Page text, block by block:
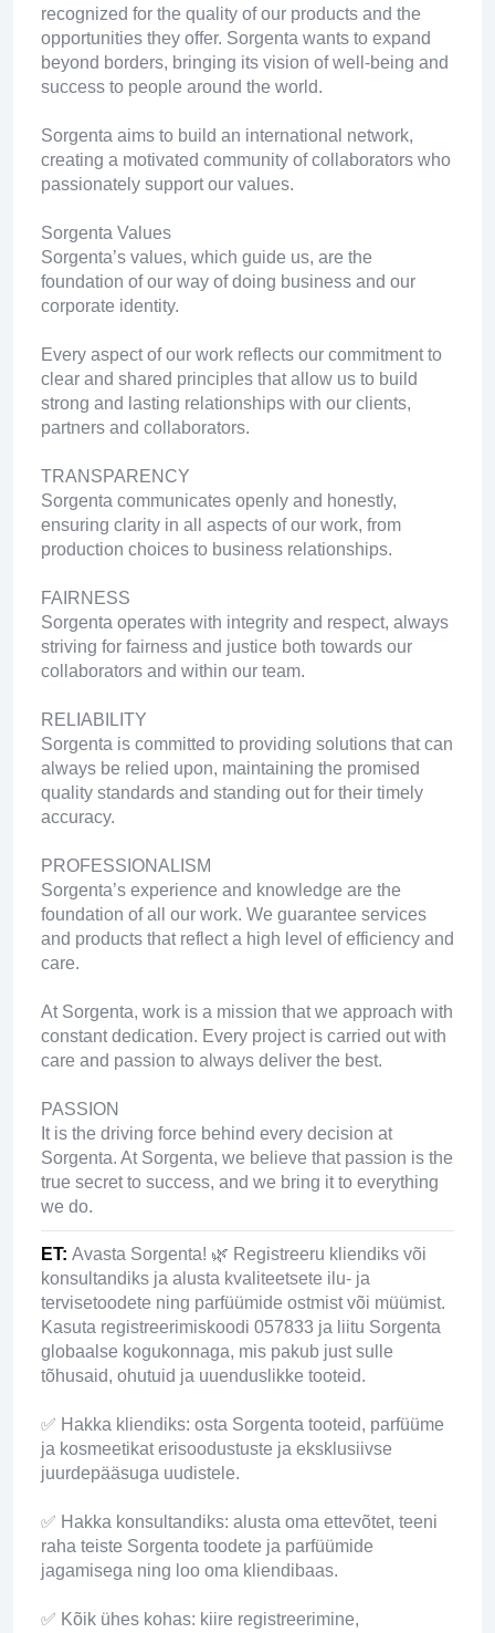
recognized for the quality of our products and the
opportunities they offer. Sorgenta wants to expand
beyond borders, bringing its vision of well-being and
success to people around the world.
Sorgenta aims to build an international network,
creating a motivated community of collaborators who
passionately support our values.
Sorgenta Values
Sorgenta’s values, which guide us, are the
foundation of our way of doing business and our
corporate identity.
Every aspect of our work reflects our commitment to
clear and shared principles that allow us to build
strong and lasting relationships with our clients,
partners and collaborators.
TRANSPARENCY
Sorgenta communicates openly and honestly,
ensuring clarity in all aspects of our work, from
production choices to business relationships.
FAIRNESS
Sorgenta operates with integrity and respect, always
striving for fairness and justice both towards our
collaborators and within our team.
RELIABILITY
Sorgenta is committed to providing solutions that can
always be relied upon, maintaining the promised
quality standards and standing out for their timely
accuracy.
PROFESSIONALISM
Sorgenta’s experience and knowledge are the
foundation of all our work. We guarantee services
and products that reflect a high level of efficiency and
care.
At Sorgenta, work is a mission that we approach with
constant dedication. Every project is carried out with
care and passion to always deliver the best.
PASSION
It is the driving force behind every decision at
Sorgenta. At Sorgenta, we believe that passion is the
true secret to success, and we bring it to everything
we do.
ET: Avasta Sorgenta! 🌿 Registreeru kliendiks või
konsultandiks ja alusta kvaliteetsete ilu- ja
tervisetoodete ning parfüümide ostmist või müümist.
Kasuta registreerimiskoodi 057833 ja liitu Sorgenta
globaalse kogukonnaga, mis pakub just sulle
tõhusaid, ohutuid ja uuenduslikke tooteid.
✅ Hakka kliendiks: osta Sorgenta tooteid, parfüüme
ja kosmeetikat erisoodustuste ja eksklusiivse
juurdepääsuga uudistele.
✅ Hakka konsultandiks: alusta oma ettevõtet, teeni
raha teiste Sorgenta toodete ja parfüümide
jagamisega ning loo oma kliendibaas.
✅ Kõik ühes kohas: kiire registreerimine,